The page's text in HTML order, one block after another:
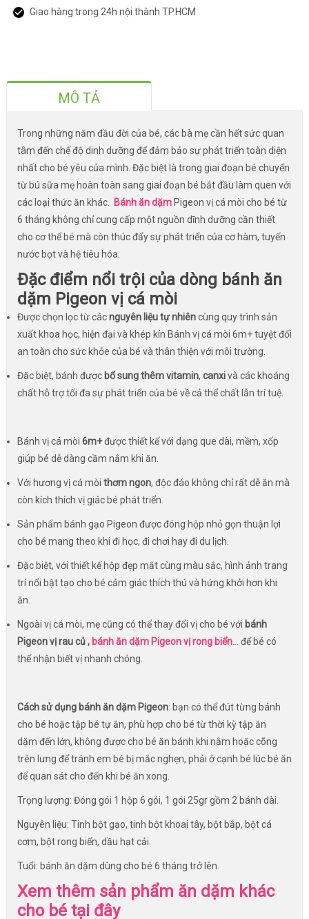
Giao hàng trong 24h nội thành TP.HCM
MÔ TẢ
Trong những năm đầu đời của bé, các bà mẹ cần hết sức quan
tâm đến chế độ dinh dưỡng để đảm bảo sự phát triển toàn diện
nhất cho bé yêu của mình. Đặc biệt là trong giai đoạn bé chuyển
từ bú sữa mẹ hoàn toàn sang giai đoạn bé bắt đầu làm quen với
các loại thức ăn khác.
Bánh ăn dặm Pigeon vị cá mòi cho bé từ
6 tháng không chỉ cung cấp một nguồn dĩnh dưỡng cần thiết
cho cơ thể bé mà còn thúc đẩy sự phát triển của cơ hàm, tuyến
nước bọt và hệ tiêu hóa.
Đặc điểm nổi trội của dòng bánh ăn
dặm Pigeon vị cá mòi
Được chọn lọc từ cácnguyên liệu tự nhiêncùng quy trình sản
xuất khoa học, hiện đại và khép kín Bánh vị cá mòi 6m+ tuyệt đối
an toàn cho sức khỏe của bé và thân thiện với môi trường.
Đặc biệt, bánh được bổ sung thêm vitamin, canxivà các khoáng
chất hỗ trợ tối đa sự phát triển của bé về cả thể chất lẫn trí tuệ.
Bánh vị cá mòi 6m+được thiết kế với dạng que dài, mềm, xốp
giúp bé dễ dàng cầm nắm khi ăn.
Với hương vị cá mòi thơm ngon, độc đáo không chỉ rất dễ ăn mà
còn kích thích vị giác bé phát triển.
Sản phẩm bánh gạo Pigeon được đóng hộp nhỏ gọn thuận lợi
cho bé mang theo khi đi học, đi chơi hay đi du lịch.
Đặc biệt, với thiết kế hộp đẹp mắt cùng màu sắc, hình ảnh trang
trí nổi bật tạo cho bé cảm giác thích thú và hứng khởi hơn khi
ăn.
Ngoài vị cá mòi, mẹ cũng có thể thay đổi vị cho bé với bánh
Pigeon vị rau củ , bánh ăn dặm Pigeon vị rong biển... để bé có
thể nhận biết vị nhanh chóng.
Cách sử dụng bánh ăn dặm Pigeon: bạn có thể đút từng bánh
cho bé hoặc tập bé tự ăn, phù hợp cho bé từ thời kỳ tập ăn
dặm đến lớn, không được cho bé ăn bánh khi nằm hoặc cõng
trên lưng để tránh em bé bị mắc nghẹn, phải ở cạnh bé lúc bé ăn
để quan sát cho đến khi bé ăn xong.
Trọng lượng: Đóng gói 1 hộp 6 gói, 1 gói 25gr gồm 2 bánh dài.
Nguyên liệu: Tinh bột gạo, tinh bột khoai tây, bột bắp, bột cá
cơm, bột rong biển, dầu hạt cải.
Tuổi: bánh ăn dặm dùng cho bé 6 tháng trở lên.
Xem thêm sản phẩm ăn dặm khác
cho bé tại đây